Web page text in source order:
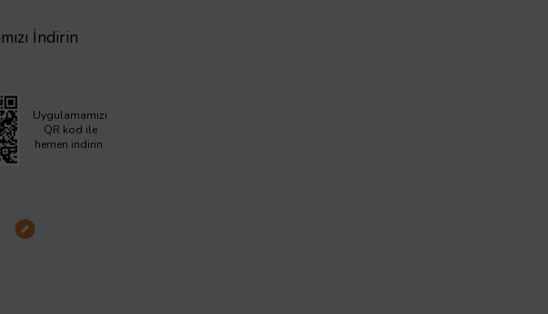
İndirin
Uygulamamızı
QR kod ile
hemen indirin.